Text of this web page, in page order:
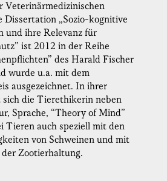
Veterinärmedizinischen
„Sozio-kognitive
und ihre Relevanz für
ist 2012 in der Reihe
des Harald Fischer
wurde u.a. mit dem
ausgezeichnet. In ihrer
sich die Tierethikerin neben
Sprache, “Theory of Mind”
Tieren auch speziell mit den
von Schweinen und mit
Zootierhaltung.